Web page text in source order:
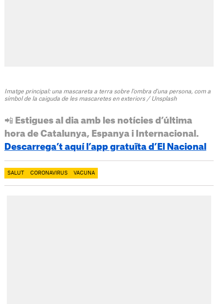
Imatge principal: una mascareta a terra sobre l'ombra d'una persona, com a
símbol de la caiguda de les mascaretes en exteriors / Unsplash
📲 Estigues al dia amb les notícies d’última
hora de Catalunya, Espanya i Internacional.
Descarrega’t aquí l’app gratuïta d’El Nacional
SALUT CORONAVIRUS VACUNA